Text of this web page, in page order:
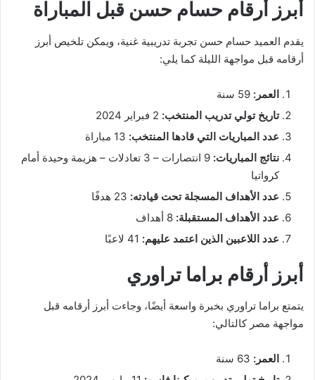
أبرز أرقام حسام حسن قبل المباراة
يقدم العميد حسام حسن تجربة تدريبية غنية، ويمكن تلخيص أبرز
أرقامه قبل مواجهة الليلة كما يلي:
العمر:
تاريخ تولي تدريب المنتخب:
عدد المباريات التي قادها المنتخب:
نتائج المباريات:
9 انتصارات – 3 تعادلات – هزيمة وحيدة أمام
كرواتيا
عدد الأهداف المسجلة تحت قيادته:
عدد الأهداف المستقبلة:
عدد اللاعبين الذين اعتمد عليهم:
أبرز أرقام براما تراوري
يتمتع براما تراوري بخبرة واسعة أيضًا، وجاءت أبرز أرقامه قبل
مواجهة مصر كالتالي:
العمر: